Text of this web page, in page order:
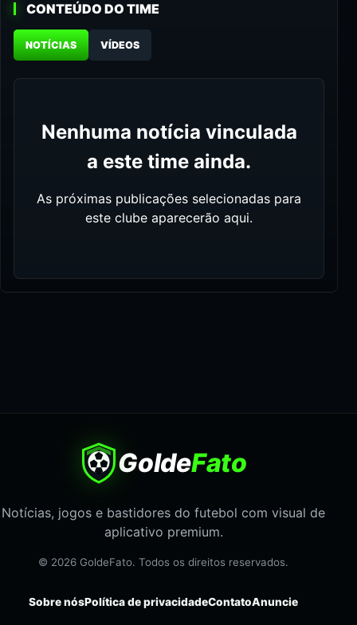
CONTEÚDO DO TIME
NOTÍCIAS VÍDEOS
Nenhuma notícia vinculada
a este time ainda.
As próximas publicações selecionadas para
este clube aparecerão aqui.
GoldeFato
Notícias, jogos e bastidores do futebol com visual de
aplicativo premium.
© 2026 GoldeFato. Todos os direitos reservados.
Sobre nósPolítica de privacidadeContatoAnuncie